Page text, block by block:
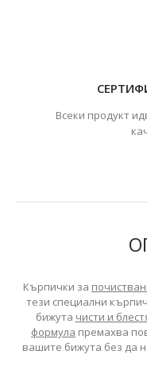
Всеки продукт
Кърпички за
тези специални
бижута чисти и
формула премахва
вашите бижута без да